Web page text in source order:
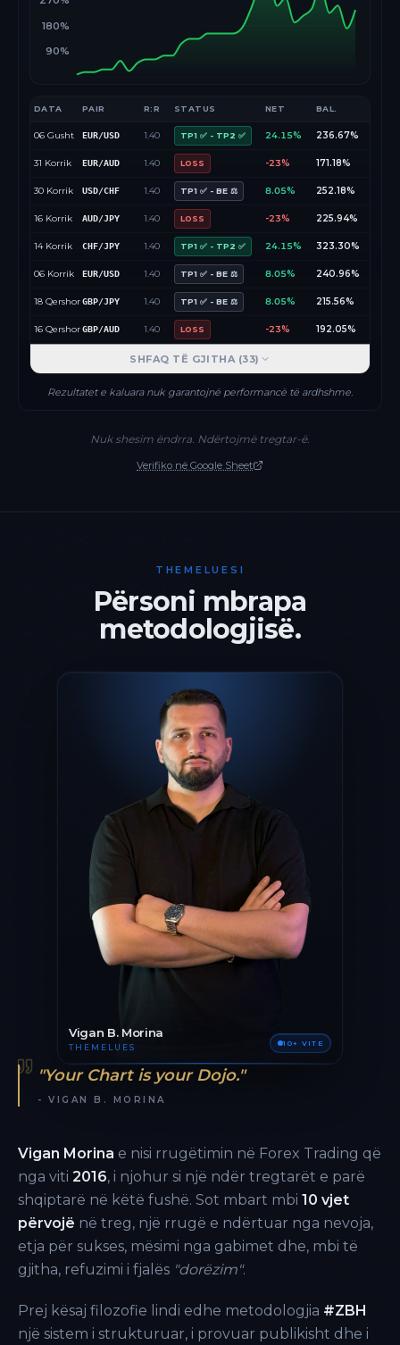
90%
180%
DATA PAIR R:R STATUS NET BAL.
06 Gusht EUR/USD 1.40 TP1 ✅ - TP2 ✅ 24.15% 236.67%
31 Korrik EUR/AUD 1.40 LOSS -23% 171.18%
30 Korrik USD/CHF 1.40 TP1 ✅ - BE ⚖️ 8.05% 252.18%
16 Korrik AUD/JPY 1.40 LOSS -23% 225.94%
14 Korrik CHF/JPY 1.40 TP1 ✅ - TP2 ✅ 24.15% 323.30%
06 Korrik EUR/USD 1.40 TP1 ✅ - BE ⚖️ 8.05% 240.96%
18 QershorGBP/JPY 1.40 TP1 ✅ - BE ⚖️ 8.05% 215.56%
16 QershorGBP/AUD 1.40 LOSS -23% 192.05%
SHFAQ TË GJITHA (33)
Rezultatet e kaluara nuk garantojnë performancë të ardhshme.
Nuk shesim ëndrra. Ndërtojmë tregtar-ë.
Verifiko në Google Sheet
THEMELUESI
Përsoni mbrapa
metodologjisë.
Vigan B. Morina
THEMELUES 10+ VITE
"Your Chart is your Dojo."
- VIGAN B. MORINA
Vigan Morina e nisi rrugëtimin në Forex Trading që
nga viti 2016, i njohur si një ndër tregtarët e parë
shqiptarë në këtë fushë. Sot mbart mbi 10 vjet
përvojë në treg, një rrugë e ndërtuar nga nevoja,
etja për sukses, mësimi nga gabimet dhe, mbi të
gjitha, refuzimi i fjalës "dorëzim".
Prej kësaj filozofie lindi edhe metodologjia #ZBH
një sistem i strukturuar, i provuar publikisht dhe i